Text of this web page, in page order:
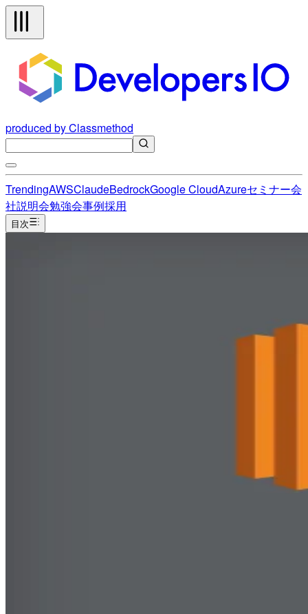
produced by Classmethod
TrendingAWSClaudeBedrockGoogle CloudAzureセミナー会
社説明会勉強会事例採用
目次